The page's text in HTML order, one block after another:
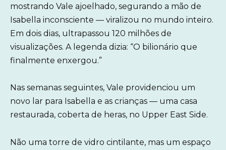
mostrando Vale ajoelhado, segurando a mão de
Isabella inconsciente — viralizou no mundo inteiro.
Em dois dias, ultrapassou 120 milhões de
visualizações. A legenda dizia: “O bilionário que
finalmente enxergou.”
Nas semanas seguintes, Vale providenciou um
novo lar para Isabella e as crianças — uma casa
restaurada, coberta de heras, no Upper East Side.
Não uma torre de vidro cintilante, mas um espaço